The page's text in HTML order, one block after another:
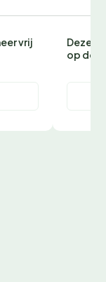
vrij
Deze
op de